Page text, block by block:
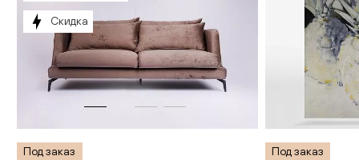
Скидка
Под заказ Под заказ